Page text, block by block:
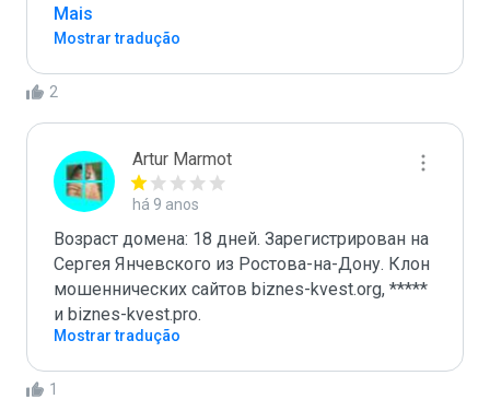
Mais
Mostrar tradução
2
Artur Marmot
há 9 anos
Возраст домена: 18 дней. Зарегистрирован на
Сергея Янчевского из Ростова-на-Дону. Клон
мошеннических сайтов biznes-kvest.org, *****
и biznes-kvest.pro.
Mostrar tradução
1